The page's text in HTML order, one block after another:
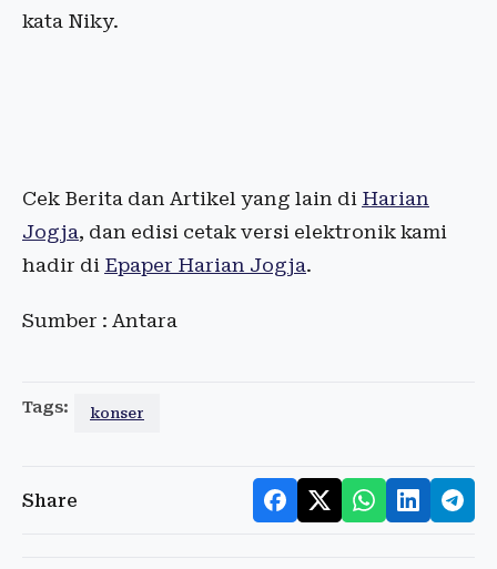
kata Niky.
Cek Berita dan Artikel yang lain di Harian
Jogja, dan edisi cetak versi elektronik kami
hadir di Epaper Harian Jogja.
Sumber : Antara
Tags: konser
Share